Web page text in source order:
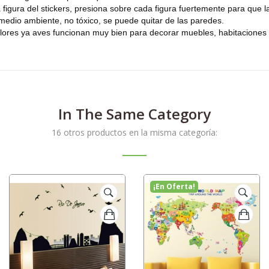
del stickers, presiona sobre cada figura fuertemente para que
ambiente, no tóxico, se puede quitar de las paredes.
ya aves funcionan muy bien para decorar muebles,
In The Same Category
16 otros productos en la misma categoría:
¡En Oferta!